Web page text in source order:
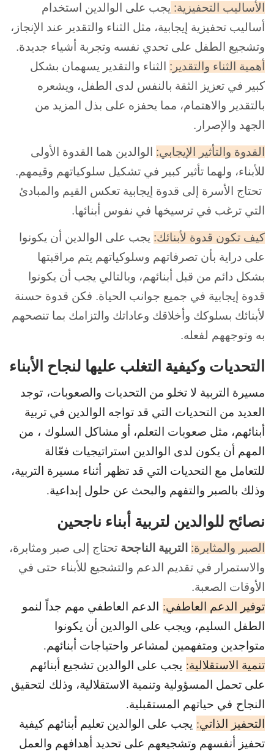
الأساليب التحفيزية: يجب على الوالدين استخدام
أساليب تحفيزية إيجابية، مثل الثناء والتقدير عند الإنجاز،
وتشجيع الطفل على تحدي نفسه وتجربة أشياء جديدة.
أهمية الثناء والتقدير: الثناء والتقدير يسهمان بشكل
كبير في تعزيز الثقة بالنفس لدى الطفل، ويشعره
بالتقدير والاهتمام، مما يحفزه على بذل المزيد من
الجهد والإصرار.
القدوة والتأثير الإيجابي: الوالدين هما القدوة الأولى
للأبناء، ولهما تأثير كبير في تشكيل سلوكياتهم وقيمهم.
تحتاج الأسرة إلى قدوة إيجابية تعكس القيم والمبادئ
التي ترغب في ترسيخها في نفوس أبنائها.
كيف تكون قدوة لأبنائك: يجب على الوالدين أن يكونوا
على دراية بأن تصرفاتهم وسلوكياتهم يتم مراقبتها
بشكل دائم من قبل أبنائهم، وبالتالي يجب أن يكونوا
قدوة إيجابية في جميع جوانب الحياة. فكن قدوة حسنة
لأبنائك بسلوكك وأخلاقك وعاداتك والتزامك بما تنصحهم
به وتوجههم لفعله.
التحديات وكيفية التغلب عليها لنجاح الأبناء
مسيرة التربية لا تخلو من التحديات والصعوبات، توجد
العديد من التحديات التي قد تواجه الوالدين في تربية
أبنائهم، مثل صعوبات التعلم، أو مشاكل السلوك ، من
المهم أن يكون لدى الوالدين استراتيجيات فعّالة
للتعامل مع التحديات التي قد تظهر أثناء مسيرة التربية،
وذلك بالصبر والتفهم والبحث عن حلول إبداعية.
نصائح للوالدين لتربية أبناء ناجحين
الصبر والمثابرة: التربية الناجحة تحتاج إلى صبر ومثابرة،
والاستمرار في تقديم الدعم والتشجيع للأبناء حتى في
الأوقات الصعبة.
توفير الدعم العاطفي: الدعم العاطفي مهم جداً لنمو
الطفل السليم، ويجب على الوالدين أن يكونوا
متواجدين ومتفهمين لمشاعر واحتياجات أبنائهم.
تنمية الاستقلالية: يجب على الوالدين تشجيع أبنائهم
على تحمل المسؤولية وتنمية الاستقلالية، وذلك لتحقيق
النجاح في حياتهم المستقبلية.
التحفيز الذاتي: يجب على الوالدين تعليم أبنائهم كيفية
تحفيز أنفسهم وتشجيعهم على تحديد أهدافهم والعمل